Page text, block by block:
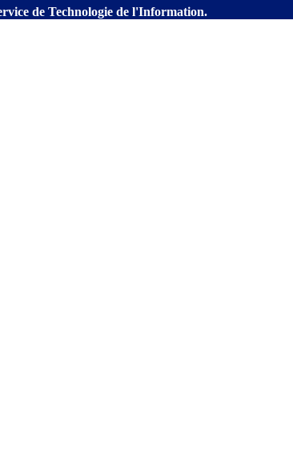
de Technologie de l'Information.